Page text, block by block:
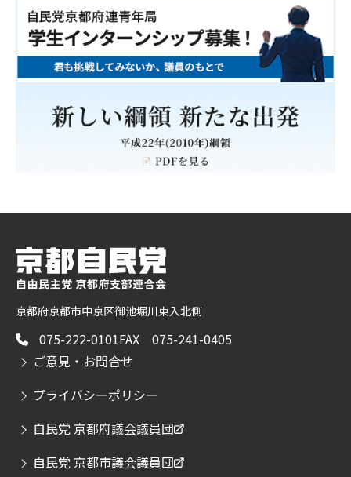
京都府京都市中京区御池堀川東入北側
075-222-0101FAX 075-241-0405
ご意見・お問合せ
プライバシーポリシー
自民党 京都府議会議員団
自民党 京都市議会議員団